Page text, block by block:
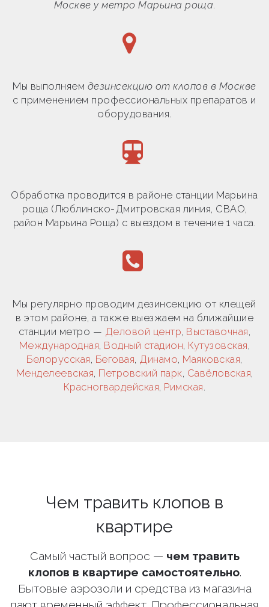
Москве у метро Марьина роща.
Мы выполняем дезинсекцию от клопов в Москве
с применением профессиональных препаратов и
оборудования.
Обработка проводится в районе станции Марьина
роща (Люблинско-Дмитровская линия, СВАО,
район Марьина Роща) с выездом в течение 1 часа.
Мы регулярно проводим дезинсекцию от клещей
в этом районе, а также выезжаем на ближайшие
станции метро — Деловой центр, Выставочная,
Международная, Водный стадион, Кутузовская,
Белорусская, Беговая, Динамо, Маяковская,
Менделеевская, Петровский парк, Савёловская,
Красногвардейская, Римская.
Чем травить клопов в
квартире
Самый частый вопрос — чем травить
клопов в квартире самостоятельно.
Бытовые аэрозоли и средства из магазина